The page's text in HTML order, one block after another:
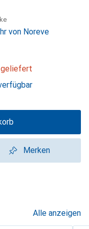
von Noreve
geliefert
Merken
Alle anzeigen